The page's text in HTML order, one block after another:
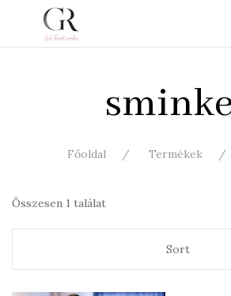
Főoldal Termékek
Összesen 1 találat